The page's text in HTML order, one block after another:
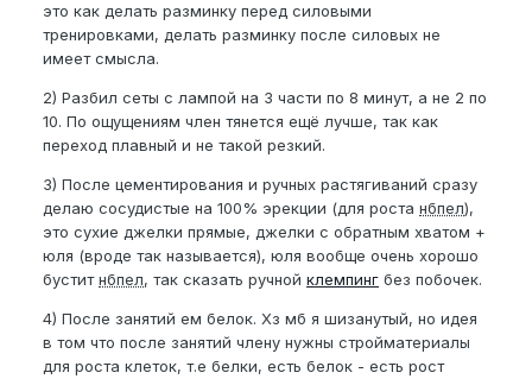
это как делать разминку перед силовыми
тренировками, делать разминку после силовых не
имеет смысла.
2) Разбил сеты с лампой на 3 части по 8 минут, а не 2 по
10. По ощущениям член тянется ещё лучше, так как
переход плавный и не такой резкий.
3) После цементирования и ручных растягиваний сразу
делаю сосудистые на 100% эрекции (для роста нбпел),
это сухие джелки прямые, джелки с обратным хватом +
юля (вроде так называется), юля вообще очень хорошо
буститнбпел, так сказать ручной клемпинг без побочек.
4) После занятий ем белок. Хз мб я шизанутый, но идея
в том что после занятий члену нужны стройматериалы
для роста клеток, т.е белки, есть белок - есть рост